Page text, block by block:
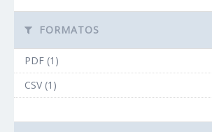
FORMATOS
PDF (1)
CSV (1)